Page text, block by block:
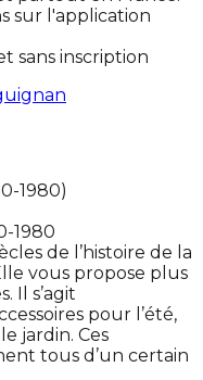
sur l'application
sans inscription
1980)
1980
de l’histoire de la
vous propose plus
Il s’agit
pour l’été,
jardin. Ces
tous d’un certain